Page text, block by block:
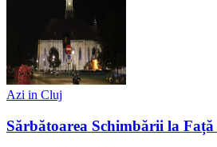
Azi in Cluj
Sărbătoarea Schimbării la